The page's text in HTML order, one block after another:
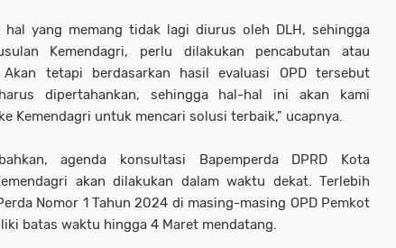
hal yang memang tidak lagi diurus oleh DLH, sehingga
Kemendagri, perlu dilakukan pencabutan atau
Akan tetapi berdasarkan hasil evaluasi OPD tersebut
dipertahankan, sehingga hal-hal ini akan kami
Kemendagri untuk mencari solusi terbaik," ucapnya.
agenda konsultasi Bapemperda DPRD Kota
akan dilakukan dalam waktu dekat. Terlebih
Nomor 1 Tahun 2024 di masing-masing OPD Pemkot
batas waktu hingga 4 Maret mendatang.